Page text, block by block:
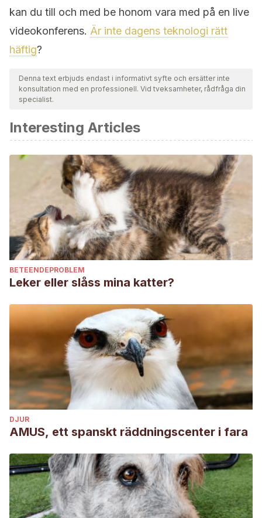
kan du till och med be honom vara med på en live
videokonferens. Är inte dagens teknologi rätt
häftig?
Denna text erbjuds endast i informativt syfte och ersätter inte
konsultation med en professionell. Vid tveksamheter, rådfråga din
specialist.
Interesting Articles
BETEENDEPROBLEM
Leker eller slåss mina katter?
DJUR
AMUS, ett spanskt räddningscenter i fara